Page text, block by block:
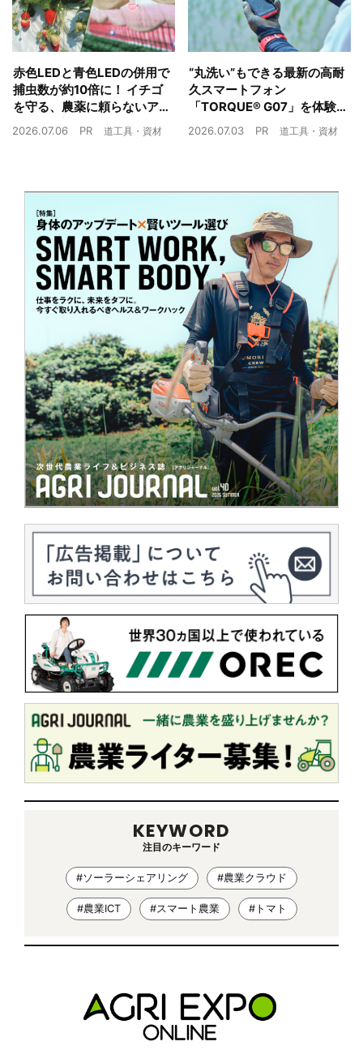
赤色LEDと青色LEDの併用で
捕虫数が約10倍に！ イチゴ
を守る、農薬に頼らないア
ザミウマ対策
2026.07.06 PR 道工具・資材
“丸洗い”もできる最新の高耐
久スマートフォン
「TORQUE® G07」を体験
農業現場の“スマホの弱点”を
2026.07.03 PR 道工具・資材
KEYWORD
注目のキーワード
#ソーラーシェアリング #農業クラウド
#農業ICT #スマート農業 #トマト